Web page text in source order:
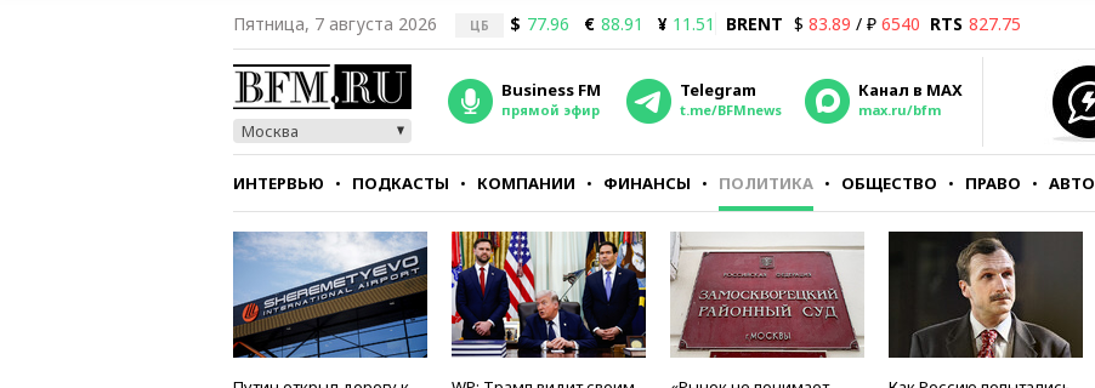
Пятница, 7 августа 2026 ЦБ $ 77.96 € 88.91 ¥ 11.51 BRENT $ 83.89 / ₽ 6540 RTS 827.75
Москва
Business FM
прямой эфир
Telegram
t.me/BFMnews
Канал в MAX
max.ru/bfm
ИНТЕРВЬЮ ПОДКАСТЫ КОМПАНИИ ФИНАНСЫ ПОЛИТИКА ОБЩЕСТВО ПРАВО АВТО
СТИЛЬ ТЕСТЫ